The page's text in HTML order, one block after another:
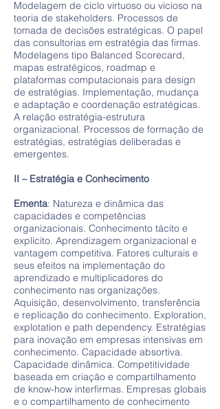
Modelagem de ciclo virtuoso ou vicioso na
teoria de stakeholders. Processos de
tomada de decisões estratégicas. O papel
das consultorias em estratégia das firmas.
Modelagens tipo Balanced Scorecard,
mapas estratégicos, roadmap e
plataformas computacionais para design
de estratégias. Implementação, mudança
e adaptação e coordenação estratégicas.
A relação estratégia-estrutura
organizacional. Processos de formação de
estratégias, estratégias deliberadas e
emergentes.
II – Estratégia e Conhecimento
Ementa: Natureza e dinâmica das
capacidades e competências
organizacionais. Conhecimento tácito e
explícito. Aprendizagem organizacional e
vantagem competitiva. Fatores culturais e
seus efeitos na implementação do
aprendizado e multiplicadores do
conhecimento nas organizações.
Aquisição, desenvolvimento, transferência
e replicação do conhecimento. Exploration,
explotation e path dependency. Estratégias
para inovação em empresas intensivas em
conhecimento. Capacidade absortiva.
Capacidade dinâmica. Competitividade
baseada em criação e compartilhamento
de know-how interfirmas. Empresas globais
e o compartilhamento de conhecimento